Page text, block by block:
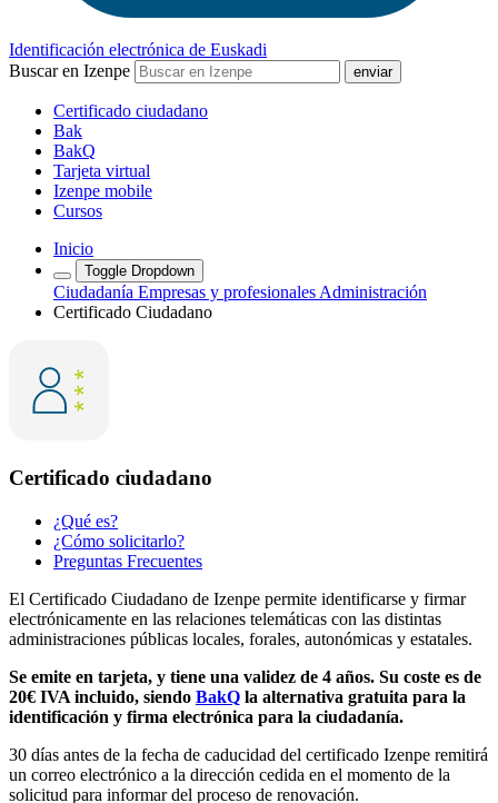
Identificación electrónica de Euskadi
Buscar en Izenpe
Certificado ciudadano
Bak
BakQ
Tarjeta virtual
Izenpe mobile
Cursos
Inicio
Toggle Dropdown
Ciudadanía Empresas y profesionales Administración
Certificado Ciudadano
Certificado ciudadano
¿Qué es?
¿Cómo solicitarlo?
Preguntas Frecuentes
El Certificado Ciudadano de Izenpe permite identificarse y firmar
electrónicamente en las relaciones telemáticas con las distintas
administraciones públicas locales, forales, autonómicas y estatales.
Se emite en tarjeta, y tiene una validez de 4 años. Su coste es de
20€ IVA incluido, siendo BakQ la alternativa gratuita para la
identificación y firma electrónica para la ciudadanía.
30 días antes de la fecha de caducidad del certificado Izenpe remitirá
un correo electrónico a la dirección cedida en el momento de la
solicitud para informar del proceso de renovación.